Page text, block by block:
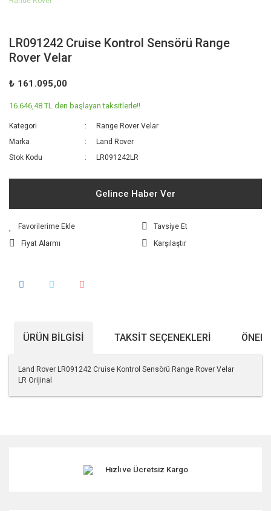
LR091242 Cruise Kontrol Sensörü Range
Rover Velar
₺ 161.095,00
16.646,48 TL den başlayan taksitlerle!!
Kategori
Range Rover Velar
Marka
Land Rover
Stok Kodu
LR091242LR
Gelince Haber Ver
Tavsiye Et
Fiyat Alarmı
Karşılaştır
ÜRÜN BILGISI TAKSIT SEÇENEKLERI
Land Rover LR091242 Cruise Kontrol Sensörü Range Rover Velar
LR Orijinal
Ürün resmi kalitesiz, bozuk veya görüntülenemiyor.
Hızlı ve Ücretsiz Kargo